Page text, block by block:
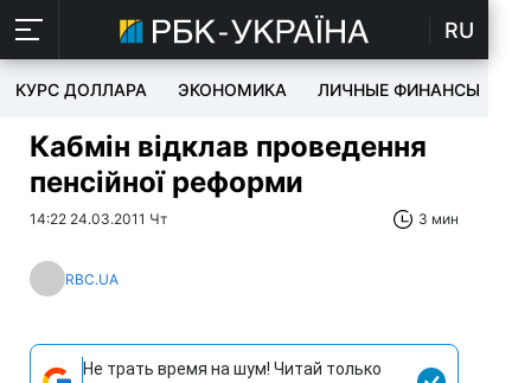
RU
КУРС ДОЛЛАРА ЭКОНОМИКА ЛИЧНЫЕ ФИНАНСЫ
Кабмін відклав проведення
пенсійної реформи
14:22 24.03.2011 Чт 3 мин
RBC.UA
Не трать время на шум! Читай только